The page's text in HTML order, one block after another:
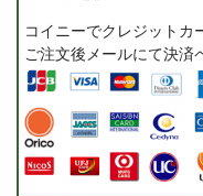
コイニーでクレジットカ
ご注文後メールにて決済